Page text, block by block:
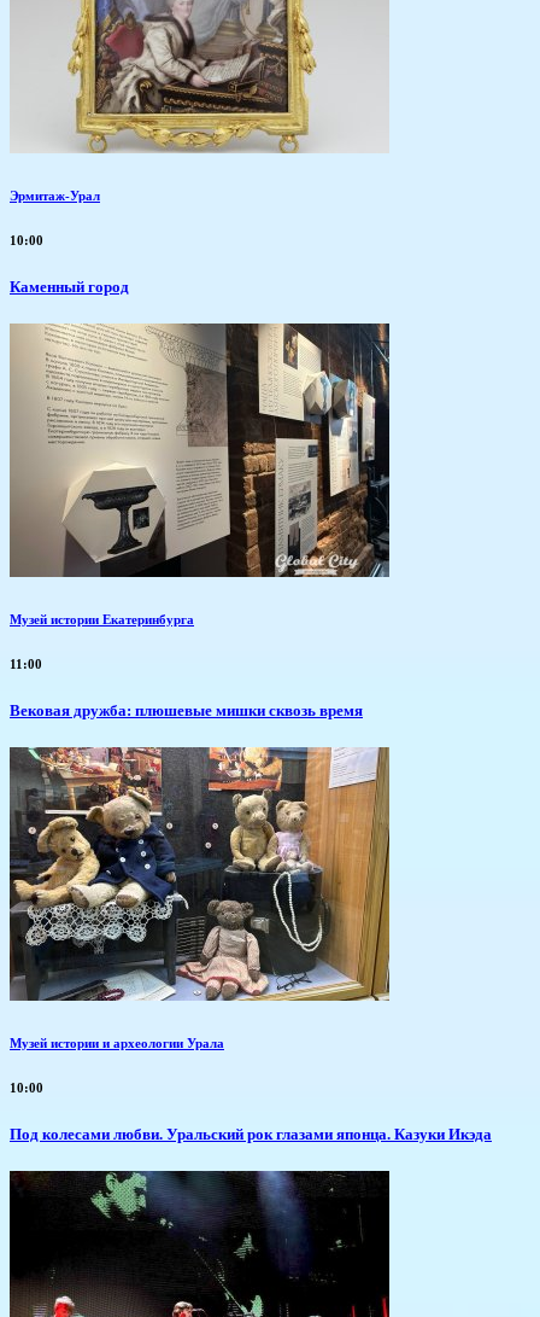
Эрмитаж-Урал
10:00
Каменный город
Музей истории Екатеринбурга
11:00
Вековая дружба: плюшевые мишки сквозь время
Музей истории и археологии Урала
10:00
Под колесами любви. Уральский рок глазами японца. Казуки Икэда